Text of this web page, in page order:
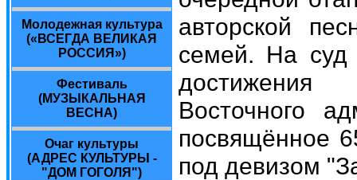
Молодежная культура
(«ВСЕГДА ВЕЛИКАЯ
РОССИЯ»)
Фестиваль
(МУЗЫКАЛЬНАЯ
ВЕСНА)
Очаг культуры
(АДРЕС КУЛЬТУРЫ -
"ДОМ ГОГОЛЯ")
авторской
семей. На суд
достижения
Восточного
посвящённое
под девизом